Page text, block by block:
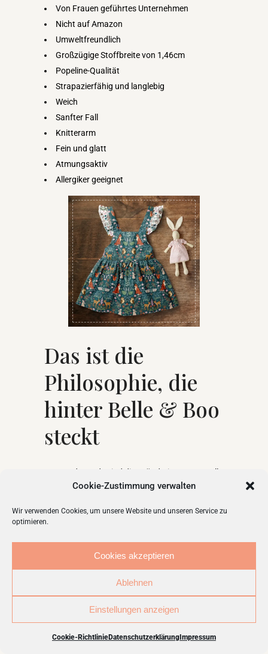
Cookie-Zustimmung verwalten
Wir verwenden Cookies, um unsere Website und unseren Service zu
optimieren.
Cookies akzeptieren
Ablehnen
Einstellungen anzeigen
Cookie-RichtlinieDatenschutzerklärung Impressum
Von Frauen geführtes Unternehmen
Nicht auf Amazon
Umweltfreundlich
Großzügige Stoffbreite von 1,46cm
Popeline-Qualität
Strapazierfähig und langlebig
Weich
Sanfter Fall
Knitterarm
Fein und glatt
Atmungsaktiv
Allergiker geeignet
Das ist die
Philosophie, die
hinter Belle & Boo
steckt
Kate und Mandy sind die Gründerinnen von Belle
& Boo. Sie haben es sich zur Aufgabe gemacht
können. Die charmanten Belle & Boo Dessins
Räume in magische verwandelt werden, z.B.
Kinderzimmer vor Natur platzen und Abenteuer
beginnen.